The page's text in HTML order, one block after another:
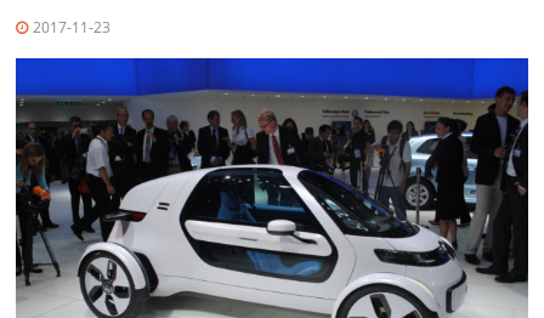
2017-11-23